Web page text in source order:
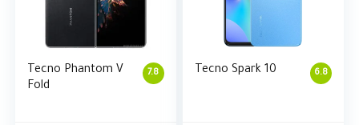
7.8
Tecno Phantom V
Fold
6.8
Tecno Spark 10